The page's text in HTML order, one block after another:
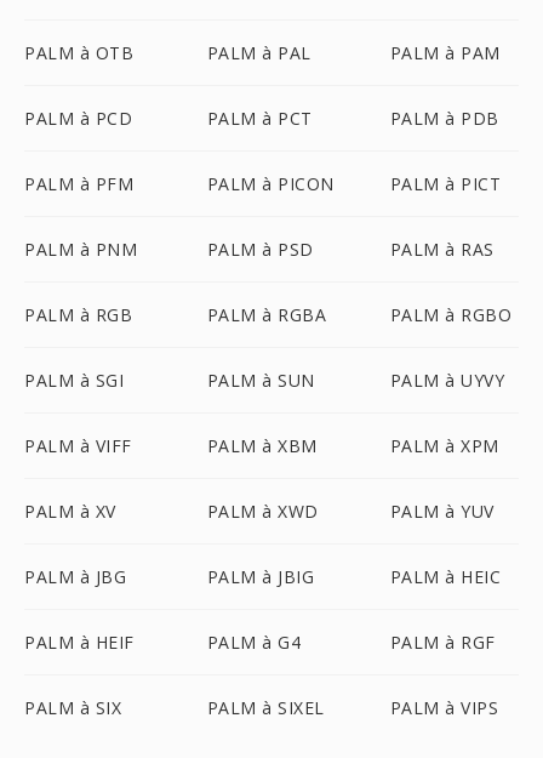
PALM à OTB PALM à PAL PALM à PAM
PALM à PCD PALM à PCT PALM à PDB
PALM à PFM PALM à PICON PALM à PICT
PALM à PNM PALM à PSD PALM à RAS
PALM à RGB PALM à RGBA PALM à RGBO
PALM à SGI PALM à SUN PALM à UYVY
PALM à VIFF PALM à XBM PALM à XPM
PALM à XV PALM à XWD PALM à YUV
PALM à JBG PALM à JBIG PALM à HEIC
PALM à HEIF PALM à G4 PALM à RGF
PALM à SIX PALM à SIXEL PALM à VIPS